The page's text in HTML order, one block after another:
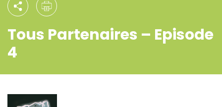
Tous Partenaires – Episode
4